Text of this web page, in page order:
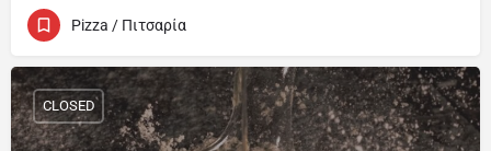
Pizza / Πιτσαρία
CLOSED